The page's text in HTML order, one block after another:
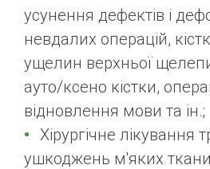
усунення дефектів і
невдалих операцій,
ущелин верхньої
ауто/ксено кістки,
відновлення мови та ін.;
Хірургічне лікування
ушкоджень м'яких